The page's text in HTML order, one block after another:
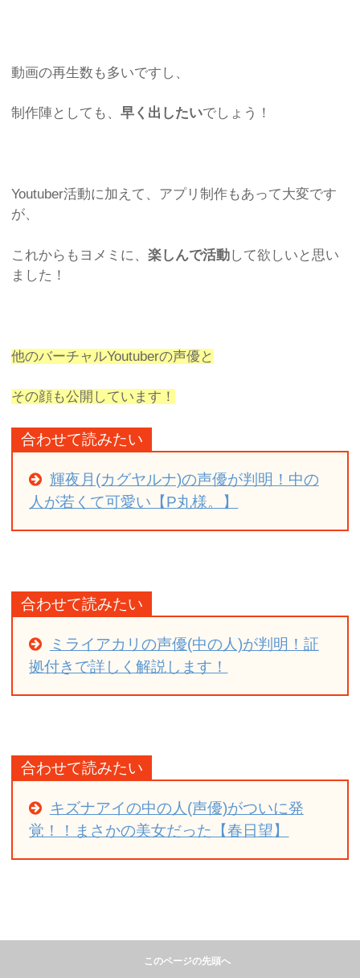
動画の再生数も多いですし、
制作陣としても、早く出したいでしょう！
Youtuber活動に加えて、アプリ制作もあって大変です
が、
これからもヨメミに、楽しんで活動して欲しいと思い
ました！
他のバーチャルYoutuberの声優と
その顔も公開しています！
合わせて読みたい
輝夜月(カグヤルナ)の声優が判明！中の
人が若くて可愛い【P丸様。】
合わせて読みたい
ミライアカリの声優(中の人)が判明！証
拠付きで詳しく解説します！
合わせて読みたい
キズナアイの中の人(声優)がついに発
覚！！まさかの美女だった【春日望】
このページの先頭へ